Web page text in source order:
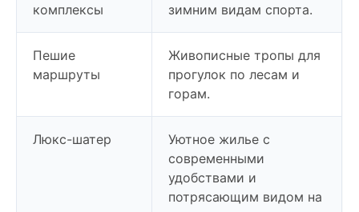
комплексы
зимним видам спорта.
Пешие
маршруты
Живописные тропы для
прогулок по лесам и
горам.
Люкс-шатер
Уютное жилье с
современными
удобствами и
потрясающим видом на